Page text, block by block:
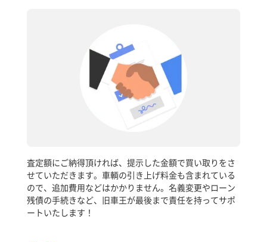
査定額にご納得頂ければ、提示した金額で買い取りをさ
せていただきます。車輌の引き上げ料金も含まれている
ので、追加費用などはかかりません。名義変更やローン
残債の手続きなど、旧車王が最後まで責任を持ってサポ
ートいたします！